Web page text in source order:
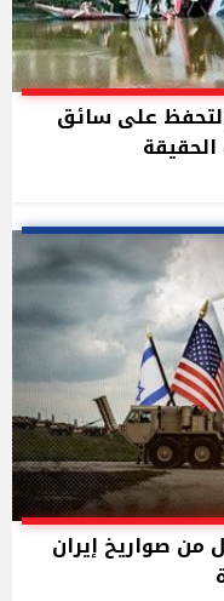
على سائق
من صواريخ إيران